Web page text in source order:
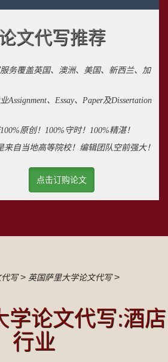
文代写推荐
务覆盖英国、澳洲、美国、新西兰、加
Assignment、Essay、Paper及Dissertation
原创！100%守时！100%精湛！
来自当地高等院校！编辑团队空前强大！
点击订购论文
写> 英国萨里大学论文代写>
学论文代写:酒店
行业